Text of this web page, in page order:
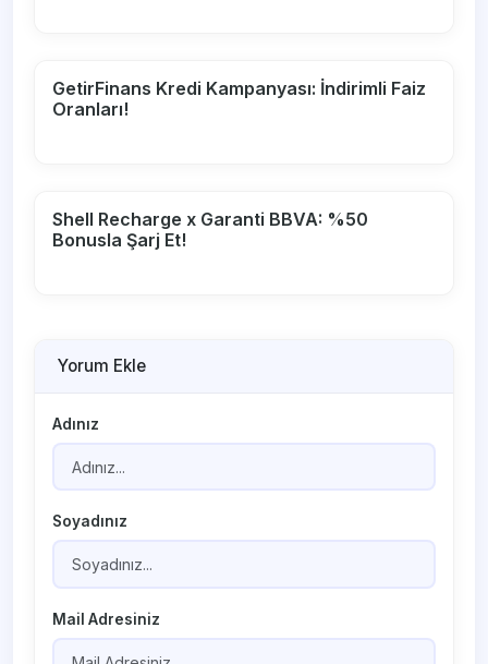
GetirFinans Kredi Kampanyası: İndirimli Faiz
Oranları!
Shell Recharge x Garanti BBVA: %50
Bonusla Şarj Et!
Yorum Ekle
Adınız
Soyadınız
Mail Adresiniz